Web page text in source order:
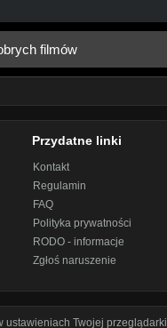
filmów
Przydatne linki
Kontakt
Regulamin
FAQ
Polityka prywatności
RODO - informacje
Zgłoś naruszenie
Twojej przeglądarki.